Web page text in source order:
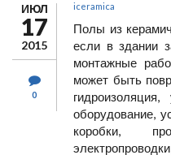
ИЮЛ
17
2015
0
iceramica
Полы из
если в здании
монтажные
может быть
оборудование,
коробки,